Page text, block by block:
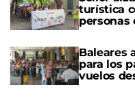
turística
personas
Baleares
para los
vuelos